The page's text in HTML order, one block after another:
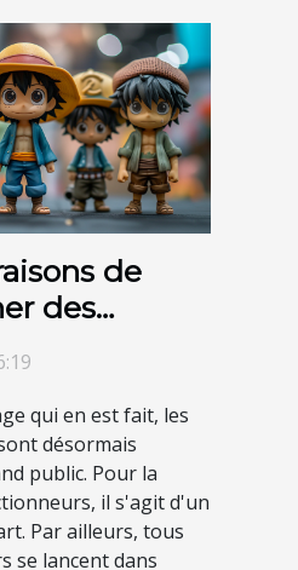
de
des
qui en est fait, les
désormais
public. Pour la
il s'agit d'un
Par ailleurs, tous
se lancent dans